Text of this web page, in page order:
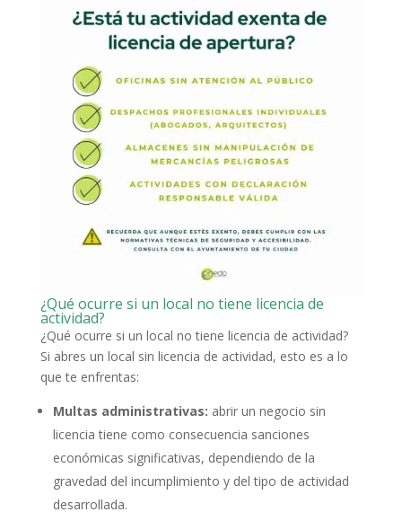
¿Qué ocurre si un local no tiene licencia de
actividad?
¿Qué ocurre si un local no tiene licencia de actividad?
Si abres un local sin licencia de actividad, esto es a lo
que te enfrentas:
Multas administrativas: abrir un negocio sin
licencia tiene como consecuencia sanciones
económicas significativas, dependiendo de la
gravedad del incumplimiento y del tipo de actividad
desarrollada.